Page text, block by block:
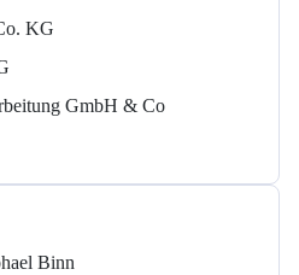
KG
GmbH & Co
Binn